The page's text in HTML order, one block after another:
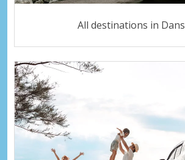
All destinations in